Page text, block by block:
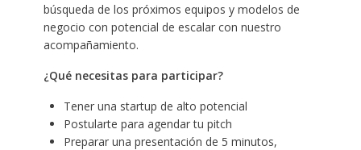
búsqueda de los próximos equipos y modelos de
negocio con potencial de escalar con nuestro
acompañamiento.
¿Qué necesitas para participar?
Tener una startup de alto potencial
Postularte para agendar tu pitch
Preparar una presentación de 5 minutos,